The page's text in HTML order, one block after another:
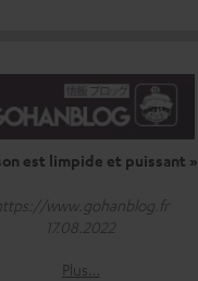
est limpide et puissant »
www.gohanblog.fr
17.08.2022
Plus…